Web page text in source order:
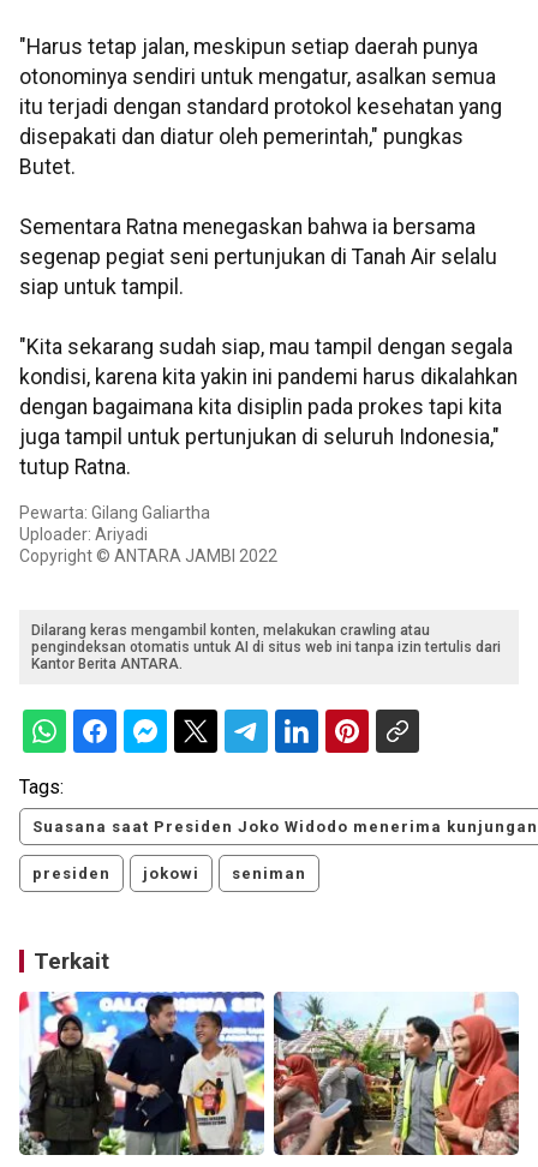
"Harus tetap jalan, meskipun setiap daerah punya
otonominya sendiri untuk mengatur, asalkan semua
itu terjadi dengan standard protokol kesehatan yang
disepakati dan diatur oleh pemerintah," pungkas
Butet.
Sementara Ratna menegaskan bahwa ia bersama
segenap pegiat seni pertunjukan di Tanah Air selalu
siap untuk tampil.
"Kita sekarang sudah siap, mau tampil dengan segala
kondisi, karena kita yakin ini pandemi harus dikalahkan
dengan bagaimana kita disiplin pada prokes tapi kita
juga tampil untuk pertunjukan di seluruh Indonesia,"
tutup Ratna.
Pewarta: Gilang Galiartha
Uploader: Ariyadi
Copyright © ANTARA JAMBI 2022
Dilarang keras mengambil konten, melakukan crawling atau
pengindeksan otomatis untuk AI di situs web ini tanpa izin tertulis dari
Kantor Berita ANTARA.
Tags:
Suasana saat Presiden Joko Widodo menerima
presiden jokowi seniman
Terkait